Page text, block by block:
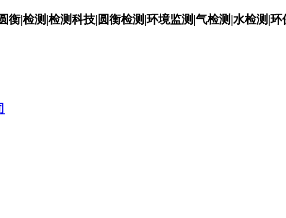
衡|检测|检测科技|圆衡检测|环境监测|气检测|水检测|环